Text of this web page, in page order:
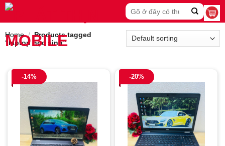
Skip
Search
for:
Home / Products tagged
“laptop học sinh”
-14% -20%